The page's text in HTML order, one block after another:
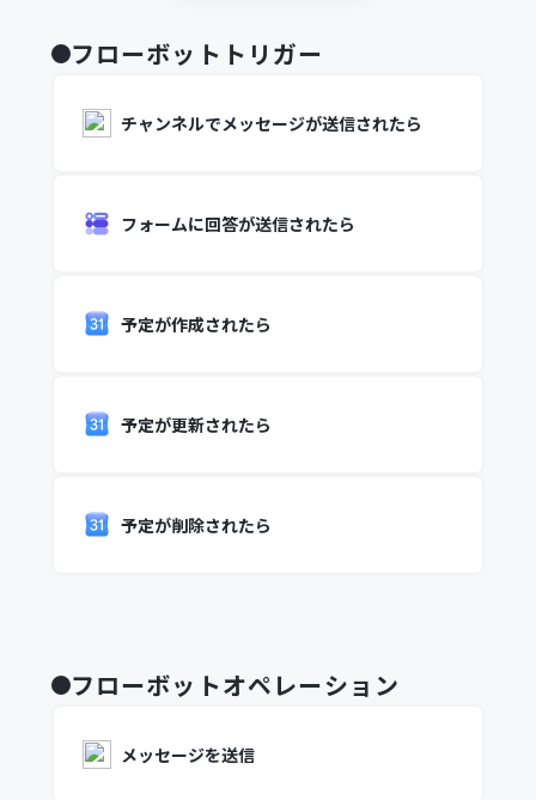
フローボットトリガー
チャンネルでメッセージが送信されたら
フォームに回答が送信されたら
予定が作成されたら
予定が更新されたら
予定が削除されたら
フローボットオペレーション
メッセージを送信